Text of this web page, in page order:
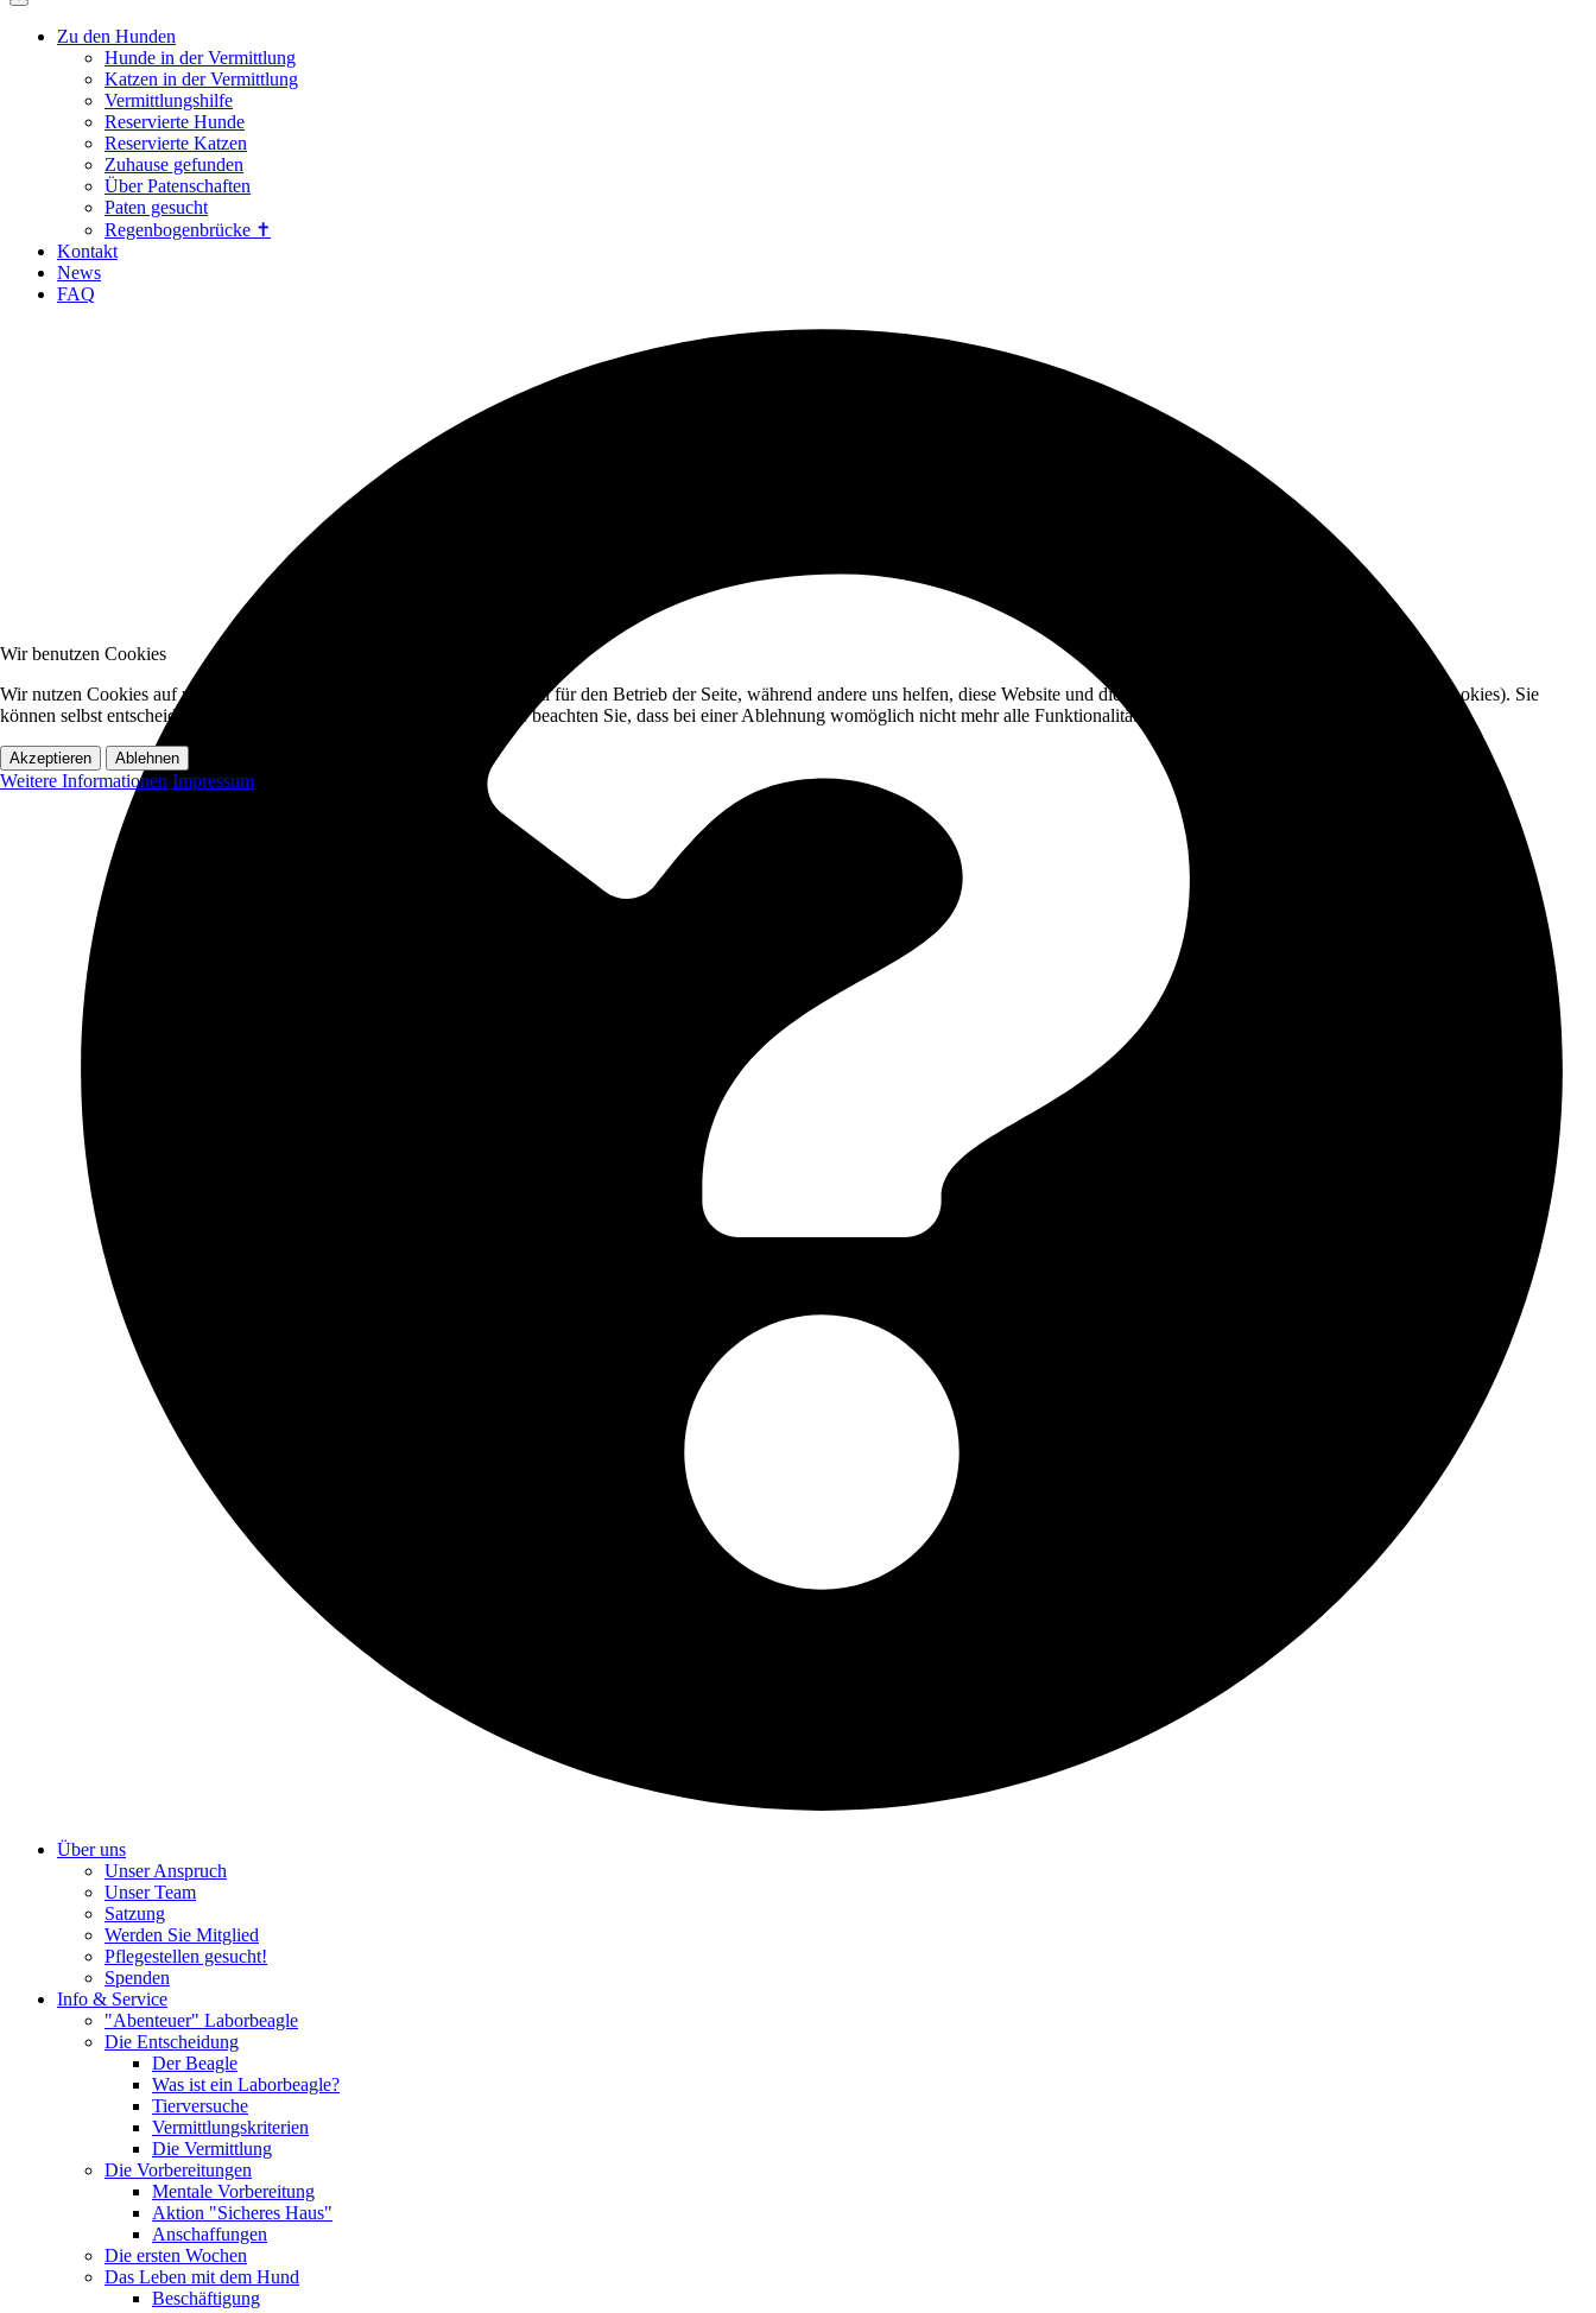
Zu den Hunden
Hunde in der Vermittlung
Katzen in der Vermittlung
Vermittlungshilfe
Reservierte Hunde
Reservierte Katzen
Zuhause gefunden
Über Patenschaften
Paten gesucht
Regenbogenbrücke ✝
Kontakt
News
FAQ
Über uns
Unser Anspruch
Unser Team
Satzung
Werden Sie Mitglied
Pflegestellen gesucht!
Spenden
Info & Service
"Abenteuer" Laborbeagle
Die Entscheidung
Der Beagle
Was ist ein Laborbeagle?
Tierversuche
Vermittlungskriterien
Die Vermittlung
Die Vorbereitungen
Mentale Vorbereitung
Aktion "Sicheres Haus"
Anschaffungen
Die ersten Wochen
Das Leben mit dem Hund
Beschäftigung
Wir benutzen Cookies
Wir nutzen Cookies auf unserer Website. Einige von ihnen sind essenziell für den Betrieb der Seite, während andere uns helfen, diese Website und die Nutzererfahrung zu verbessern (Tracking Cookies). Sie
können selbst entscheiden, ob Sie die Cookies zulassen möchten. Bitte beachten Sie, dass bei einer Ablehnung womöglich nicht mehr alle Funktionalitäten der Seite zur Verfügung stehen.
Akzeptieren Ablehnen
Weitere Informationen Impressum